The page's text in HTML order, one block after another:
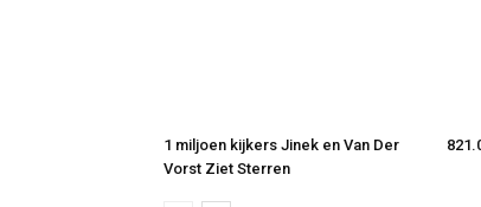
1 miljoen kijkers Jinek en Van Der
Vorst Ziet Sterren